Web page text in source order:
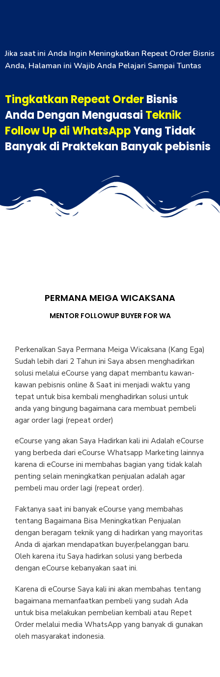
Jika saat ini Anda Ingin Meningkatkan Repeat Order Bisnis
Anda, Halaman ini Wajib Anda Pelajari Sampai Tuntas
Tingkatkan Repeat OrderBisnis
Anda Dengan Menguasai Teknik
Follow Up di WhatsAppYang Tidak
Banyak di Praktekan Banyak pebisnis
PERMANA MEIGA WICAKSANA
MENTOR FOLLOWUP BUYER FOR WA
Perkenalkan Saya Permana Meiga Wicaksana (Kang Ega)
Sudah lebih dari 2 Tahun ini Saya absen menghadirkan
solusi melalui eCourse yang dapat membantu kawan-
kawan pebisnis online & Saat ini menjadi waktu yang
tepat untuk bisa kembali menghadirkan solusi untuk
anda yang bingung bagaimana cara membuat pembeli
agar order lagi (repeat order)
eCourse yang akan Saya Hadirkan kali ini Adalah eCourse
yang berbeda dari eCourse Whatsapp Marketing lainnya
karena di eCourse ini membahas bagian yang tidak kalah
penting selain meningkatkan penjualan adalah agar
pembeli mau order lagi (repeat order).
Faktanya saat ini banyak eCourse yang membahas
tentang Bagaimana Bisa Meningkatkan Penjualan
dengan beragam teknik yang di hadirkan yang mayoritas
Anda di ajarkan mendapatkan buyer/pelanggan baru.
Oleh karena itu Saya hadirkan solusi yang berbeda
dengan eCourse kebanyakan saat ini.
Karena di eCourse Saya kali ini akan membahas tentang
bagaimana memanfaatkan pembeli yang sudah Ada
untuk bisa melakukan pembelian kembali atau Repet
Order melalui media WhatsApp yang banyak di gunakan
oleh masyarakat indonesia.